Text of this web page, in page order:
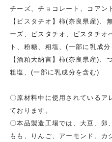
チーズ、チョコレート、コアン
【ピスタチオ】柿(奈良県産)、
ーズ、ピスタチオ、ピスタチオ
ト、粉糖、粗塩、(一部に乳成
【酒粕大納言】柿(奈良県産)、
粗塩、(一部に乳成分を含む)
〇原材料中に使用されているア
ております。
〇本品製造工場では、大豆、卵
もも、りんご、アーモンド、カ